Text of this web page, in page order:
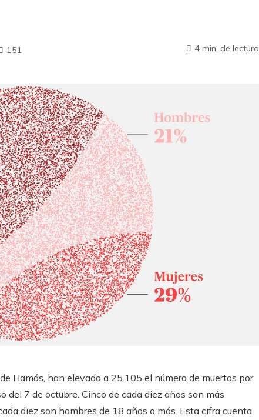
151 4 min. de lectura
Hamás, han elevado a 25.105 el número de muertos por
del 7 de octubre. Cinco de cada diez años son más
diez son hombres de 18 años o más. Esta cifra cuenta